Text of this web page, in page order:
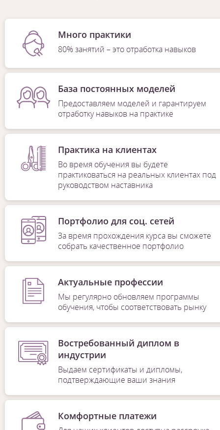
Много практики
80% занятий – это отработка навыков
База постоянных моделей
Предоставляем моделей и гарантируем
отработку навыков на практике
Практика на клиентах
Во время обучения вы будете
практиковаться на реальных клиентах под
руководством наставника
Портфолио для соц. сетей
За время прохождения курса вы сможете
собрать качественное портфолио
Актуальные профессии
Мы регулярно обновляем программы
обучения, чтобы соответствовать рынку
Востребованный диплом в
индустрии
Выдаем сертификаты и дипломы,
подтверждающие ваши знания
Комфортные платежи